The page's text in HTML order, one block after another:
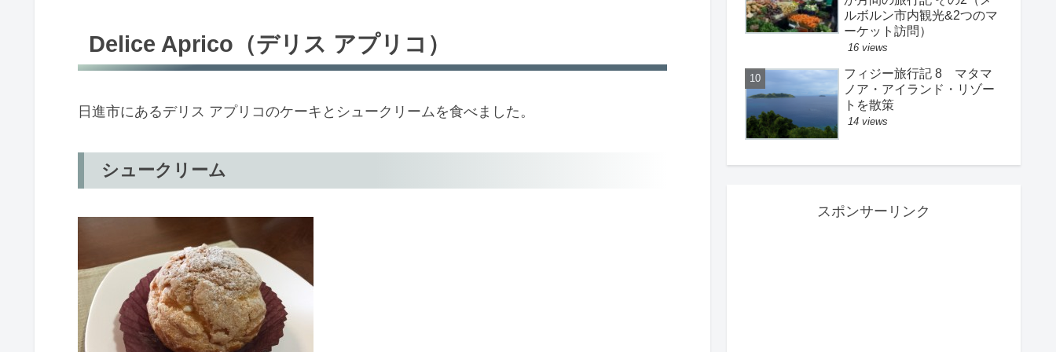
Delice Aprico（デリス アプリコ）
日進市にあるデリス アプリコのケーキとシュークリームを食べました。
シュークリーム
ルボルン市内観光&2つのマ
ーケット訪問）
16 views
フィジー旅行記 8 マタマ
ノア・アイランド・リゾー
トを散策
14 views
スポンサーリンク